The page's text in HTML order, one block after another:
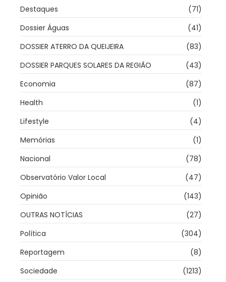
Destaques
(71)
Dossier Águas
(41)
DOSSIER ATERRO DA QUEIJEIRA
(83)
DOSSIER PARQUES SOLARES DA REGIÃO
(43)
Economia
(87)
Health
(1)
Lifestyle
(4)
Memórias
(1)
Nacional
(78)
Observatório Valor Local
(47)
Opinião
(143)
OUTRAS NOTÍCIAS
(27)
Política
(304)
Reportagem
(8)
Sociedade
(1213)